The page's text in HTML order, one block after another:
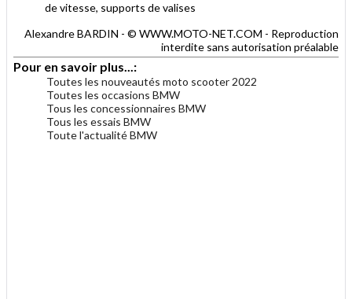
de vitesse, supports de valises
Alexandre BARDIN - © WWW.MOTO-NET.COM - Reproduction
interdite sans autorisation préalable
Pour en savoir plus...:
Toutes les nouveautés moto scooter 2022
Toutes les occasions BMW
Tous les concessionnaires BMW
Tous les essais BMW
Toute l'actualité BMW